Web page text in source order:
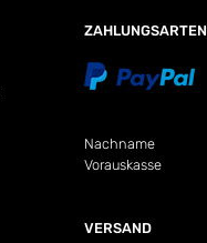
ZAHLUNGSARTEN
Nachname
Vorauskasse
VERSAND